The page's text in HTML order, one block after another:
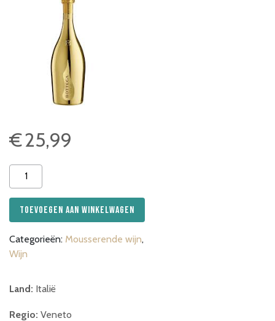
€25,99
Prosecco
-
Bottega
GoldToevoegen aan winkelwagen
Categorieën: Mousserende wijn,
Wijn
Land: Italië
Regio: Veneto